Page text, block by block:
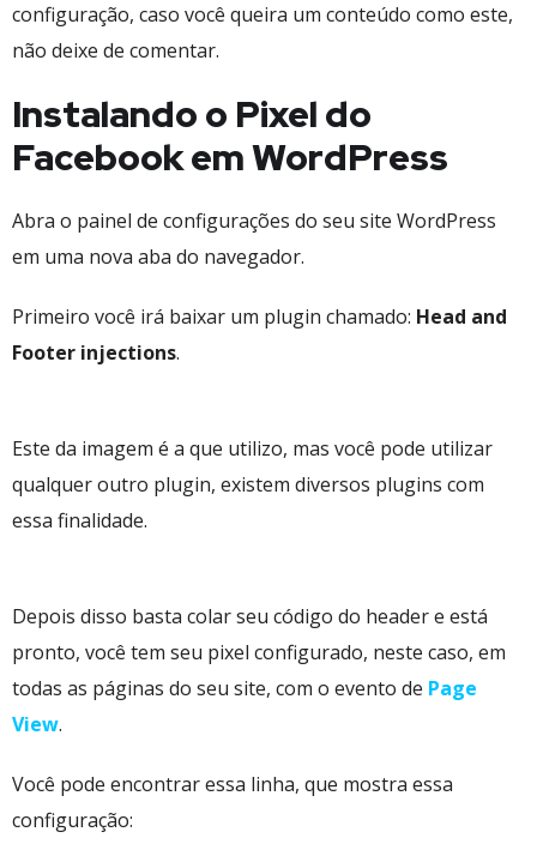
configuração, caso você queira um conteúdo como este,
não deixe de comentar.
Instalando o Pixel do
Facebook em WordPress
Abra o painel de configurações do seu site WordPress
em uma nova aba do navegador.
Primeiro você irá baixar um plugin chamado: Head and
Footer injections.
Este da imagem é a que utilizo, mas você pode utilizar
qualquer outro plugin, existem diversos plugins com
essa finalidade.
Depois disso basta colar seu código do header e está
pronto, você tem seu pixel configurado, neste caso, em
todas as páginas do seu site, com o evento de Page
View.
Você pode encontrar essa linha, que mostra essa
configuração: